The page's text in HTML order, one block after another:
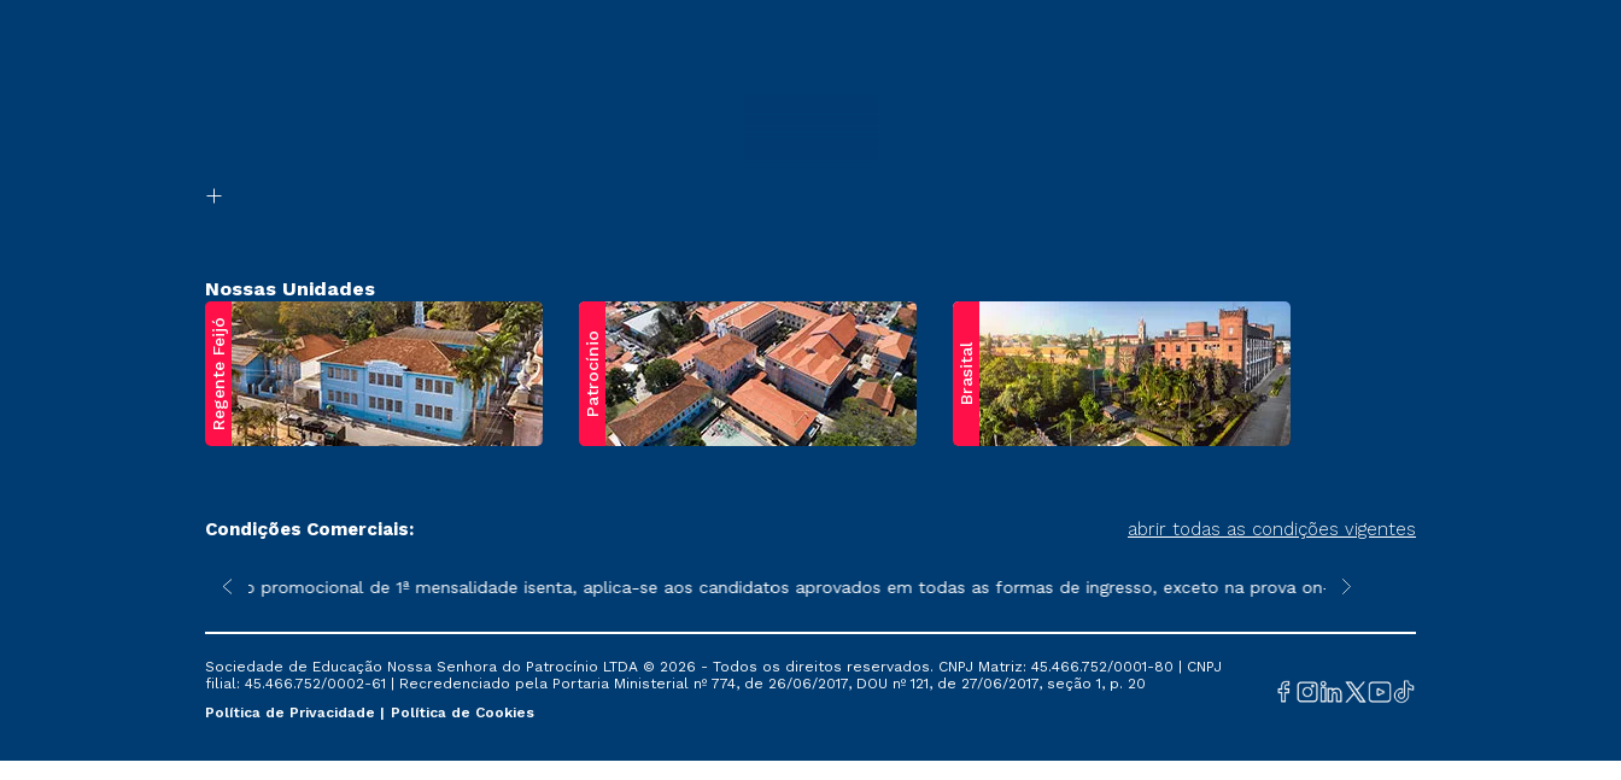
Nossas Unidades
Regente Feijó Patrocínio Brasital
Condições Comerciais: abrir todas as condições vigentes
sofrer alterações nos períodos de rematrícula conforme exposto no contrato de prestação de serviços.
*A condição promocional de 1ª mensalidade isenta, aplica-se aos candidatos aprovados em todas as formas de ingresso, exceto na prova on-line ou agendada, que ofertam
**Semipresencial é um formato do
Sociedade de Educação Nossa Senhora do Patrocínio LTDA © 2026 - Todos os direitos reservados. CNPJ Matriz: 45.466.752/0001-80 | CNPJ
filial: 45.466.752/0002-61 | Recredenciado pela Portaria Ministerial nº 774, de 26/06/2017, DOU nº 121, de 27/06/2017, seção 1, p. 20
Política de Privacidade
Política de Cookies